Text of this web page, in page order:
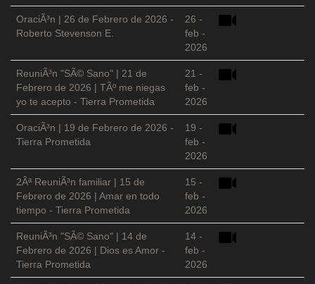
OraciÃ³n | 26 de Febrero de 2026 -
Roberto Stevenson E.
26 -
feb -
2026
ReuniÃ³n "SÃ© Sano" | 21 de
Febrero de 2026 | TÃº me niegas
yo te acepto - Tierra Prometida
21 -
feb -
2026
OraciÃ³n | 19 de Febrero de 2026 -
Tierra Prometida
19 -
feb -
2026
2Âª ReuniÃ³n familiar | 15 de
Febrero de 2026 | Amar en todo
tiempo - Tierra Prometida
15 -
feb -
2026
ReuniÃ³n "SÃ© Sano" | 14 de
Febrero de 2026 | Dios es Amor -
Tierra Prometida
14 -
feb -
2026